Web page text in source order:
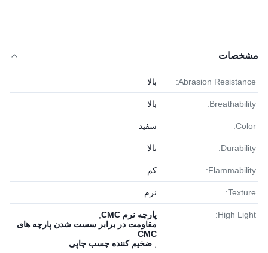
مشخصات
Abrasion Resistance: بالا
Breathability: بالا
Color: سفید
Durability: بالا
Flammability: کم
Texture: نرم
High Light: پارچه نرم CMC
مقاومت در برابر سست شدن پارچه های
CMC
ضخیم کننده چسب چاپی